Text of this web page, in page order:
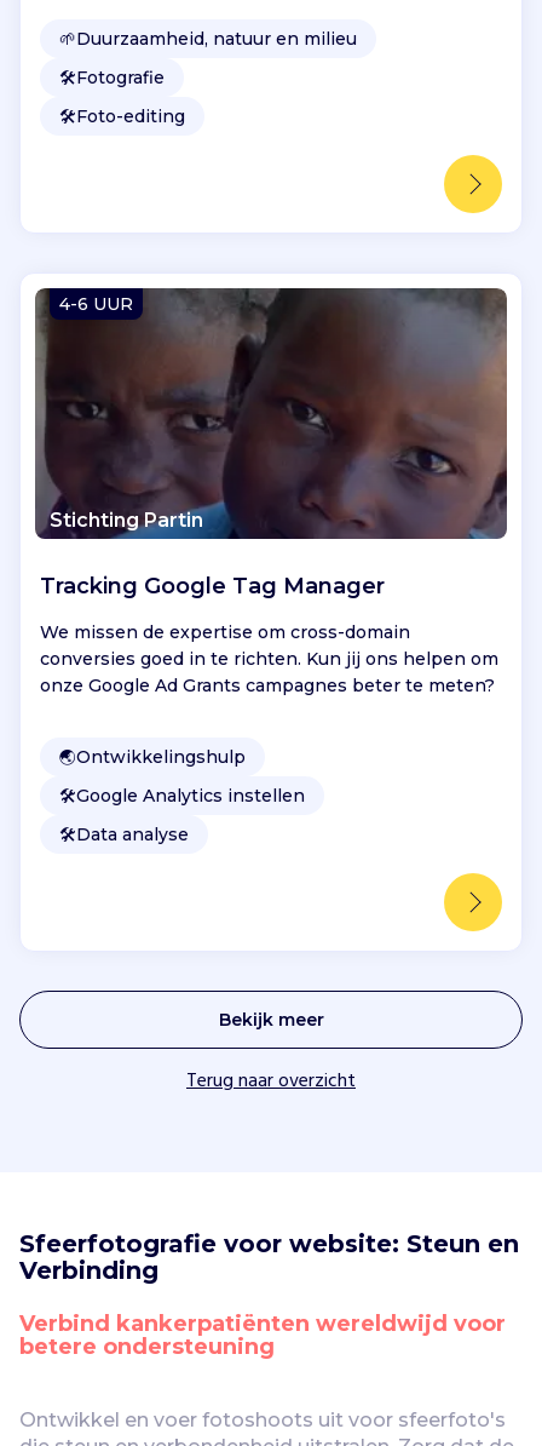
🌱Duurzaamheid, natuur en milieu
🛠️Fotografie
🛠️Foto-editing
4-6 UUR
Stichting Partin
Tracking Google Tag Manager
We missen de expertise om cross-domain
conversies goed in te richten. Kun jij ons helpen om
onze Google Ad Grants campagnes beter te meten?
🌏Ontwikkelingshulp
🛠️Google Analytics instellen
🛠️Data analyse
Bekijk meer
Terug naar overzicht
Sfeerfotografie voor website: Steun en
Verbinding
Verbind kankerpatiënten wereldwijd voor
betere ondersteuning
Ontwikkel en voer fotoshoots uit voor sfeerfoto's